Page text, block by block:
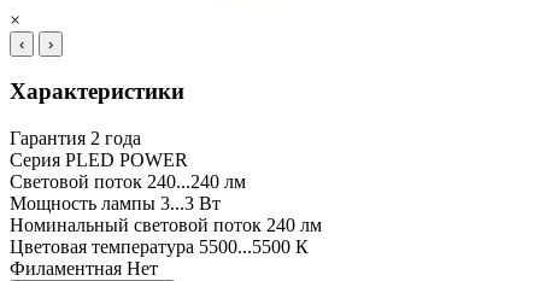
×
‹ ›
Характеристики
Гарантия 2 года
Серия PLED POWER
Световой поток 240...240 лм
Мощность лампы 3...3 Вт
Номинальный световой поток 240 лм
Цветовая температура 5500...5500 К
Филаментная Нет